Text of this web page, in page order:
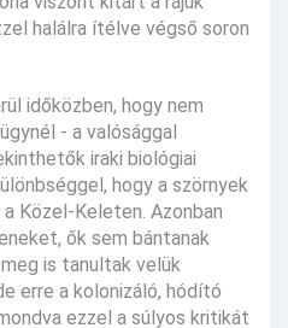
halálra ítélve végső soron
időközben, hogy nem
- a valósággal
iraki biológiai
hogy a szörnyek
Közel-Keleten. Azonban
ők sem bántanak
is tanultak velük
erre a kolonizáló, hódító
ezzel a súlyos kritikát